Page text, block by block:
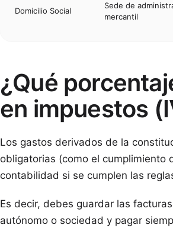
Domicilio Social
Sede de
mercantil
¿Qué
en impuestos
Los gastos derivados de la
obligatorias (como el cumplimiento
contabilidad si se cumplen las
Es decir, debes guardar las
autónomo o sociedad y pagar